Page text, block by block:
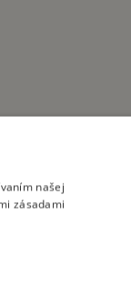
našej
zásadami